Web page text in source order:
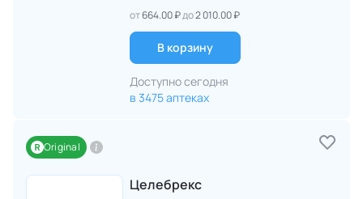
от664.00 ₽до2 010.00 ₽
В корзину
Доступно сегодня
в 3475 аптеках
Original
Целебрекс